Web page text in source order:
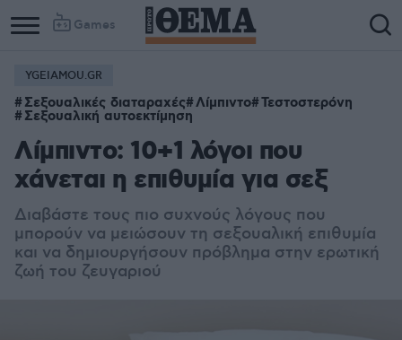
Games
YGEIAMOU.GR
Σεξουαλικές διαταραχές Λίμπιντο Τεστοστερόνη
Σεξουαλική αυτοεκτίμηση
Λίμπιντο: 10+1 λόγοι που
χάνεται η επιθυμία για σεξ
Διαβάστε τους πιο συχνούς λόγους που
μπορούν να μειώσουν τη σεξουαλική επιθυμία
και να δημιουργήσουν πρόβλημα στην ερωτική
ζωή του ζευγαριού